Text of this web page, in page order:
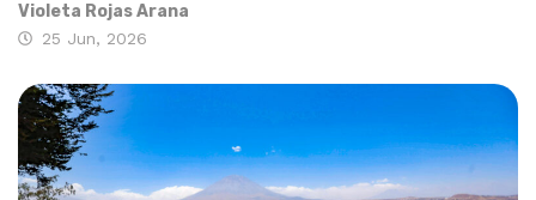
Violeta Rojas Arana
25 Jun, 2026